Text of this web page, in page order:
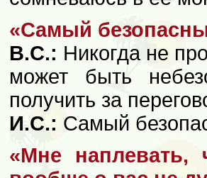
«Самый
В.С.: Никогда не
может быть
получить за
И.С.: Самый
«Мне